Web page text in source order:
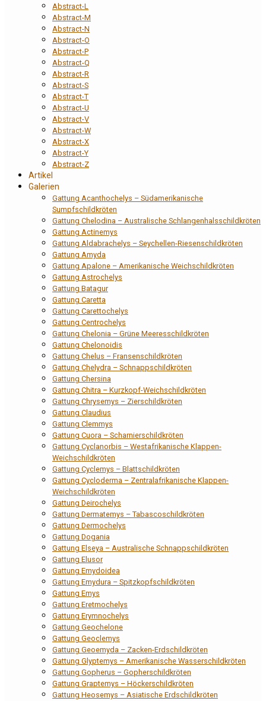
Abstract-L
Abstract-M
Abstract-N
Abstract-O
Abstract-P
Abstract-Q
Abstract-R
Abstract-S
Abstract-T
Abstract-U
Abstract-V
Abstract-W
Abstract-X
Abstract-Y
Abstract-Z
Artikel
Galerien
Gattung Acanthochelys – Südamerikanische
Sumpfschildkröten
Gattung Chelodina – Australische Schlangenhalsschildkröten
Gattung Actinemys
Gattung Aldabrachelys – Seychellen-Riesenschildkröten
Gattung Amyda
Gattung Apalone – Amerikanische Weichschildkröten
Gattung Astrochelys
Gattung Batagur
Gattung Caretta
Gattung Carettochelys
Gattung Centrochelys
Gattung Chelonia – Grüne Meeresschildkröten
Gattung Chelonoidis
Gattung Chelus – Fransenschildkröten
Gattung Chelydra – Schnappschildkröten
Gattung Chersina
Gattung Chitra – Kurzkopf-Weichschildkröten
Gattung Chrysemys – Zierschildkröten
Gattung Claudius
Gattung Clemmys
Gattung Cuora – Scharnierschildkröten
Gattung Cyclanorbis – Westafrikanische Klappen-
Weichschildkröten
Gattung Cyclemys – Blattschildkröten
Gattung Cycloderma – Zentralafrikanische Klappen-
Weichschildkröten
Gattung Deirochelys
Gattung Dermatemys – Tabascoschildkröten
Gattung Dermochelys
Gattung Dogania
Gattung Elseya – Australische Schnappschildkröten
Gattung Elusor
Gattung Emydoidea
Gattung Emydura – Spitzkopfschildkröten
Gattung Emys
Gattung Eretmochelys
Gattung Erymnochelys
Gattung Geochelone
Gattung Geoclemys
Gattung Geoemyda – Zacken-Erdschildkröten
Gattung Glyptemys – Amerikanische Wasserschildkröten
Gattung Gopherus – Gopherschildkröten
Gattung Graptemys – Höckerschildkröten
Gattung Heosemys – Asiatische Erdschildkröten